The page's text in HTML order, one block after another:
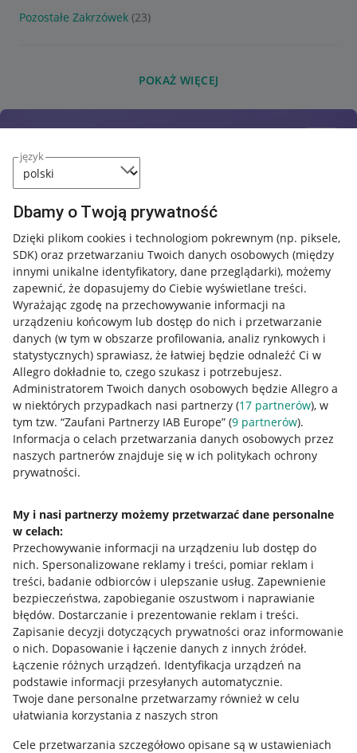
język
Dbamy o Twoją prywatność
Dzięki plikom cookies i technologiom pokrewnym (np. piksele,
SDK) oraz przetwarzaniu Twoich danych osobowych (między
innymi unikalne identyfikatory, dane przeglądarki), możemy
zapewnić, że dopasujemy do Ciebie wyświetlane treści.
Wyrażając zgodę na przechowywanie informacji na
urządzeniu końcowym lub dostęp do nich i przetwarzanie
danych (w tym w obszarze profilowania, analiz rynkowych i
statystycznych) sprawiasz, że łatwiej będzie odnaleźć Ci w
Allegro dokładnie to, czego szukasz i potrzebujesz.
Administratorem Twoich danych osobowych będzie Allegro a
w niektórych przypadkach nasi partnerzy (17 partnerów), w
tym tzw. “Zaufani Partnerzy IAB Europe” (9 partnerów).
Informacja o celach przetwarzania danych osobowych przez
naszych partnerów znajduje się w ich politykach ochrony
prywatności.
My i nasi partnerzy możemy przetwarzać dane personalne
w celach:
Przechowywanie informacji na urządzeniu lub dostęp do
nich. Spersonalizowane reklamy i treści, pomiar reklam i
treści, badanie odbiorców i ulepszanie usług. Zapewnienie
bezpieczeństwa, zapobieganie oszustwom i naprawianie
błędów. Dostarczanie i prezentowanie reklam i treści.
Zapisanie decyzji dotyczących prywatności oraz informowanie
o nich. Dopasowanie i łączenie danych z innych źródeł.
Łączenie różnych urządzeń. Identyfikacja urządzeń na
podstawie informacji przesyłanych automatycznie.
Twoje dane personalne przetwarzamy również w celu
ułatwiania korzystania z naszych stron
Cele przetwarzania szczegółowo opisane są w ustawieniach
Pozostałe Zakrzówek (23)
POKAŻ WIĘCEJ
Przydatne informacje
Jak to działa
Allegro Gadane dla sprzedających
Allegro Gadane dla kupujących
Mapa miejscowości
Informacje prawne
Regulamin
Polityka plików "cookies"
Ustawienia plików "cookies"
Udostępnianie lokalizacji